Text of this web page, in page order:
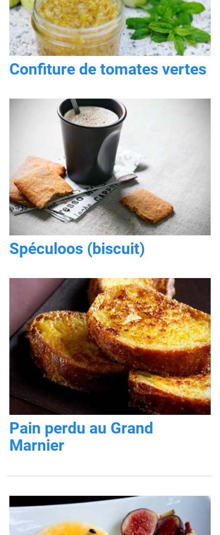
Confiture de tomates vertes
Spéculoos (biscuit)
Pain perdu au Grand
Marnier